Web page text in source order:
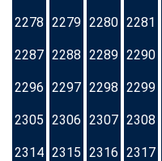
2278 2279 2280 2281
2287 2288 2289 2290
2296 2297 2298 2299
2305 2306 2307 2308
2314 2315 2316 2317